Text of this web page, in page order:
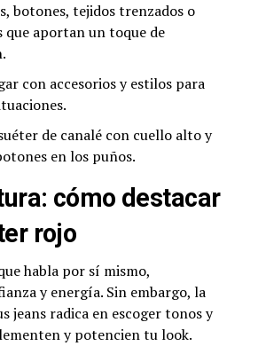
botones, tejidos trenzados o
que aportan un toque de
con accesorios y estilos para
de canalé con cuello alto y
en los puños.
cómo destacar
rojo
habla por sí mismo,
y energía. Sin embargo, la
jeans radica en escoger tonos y
y potencien tu look.